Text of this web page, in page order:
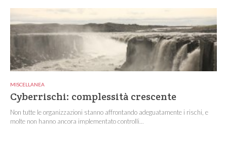
MISCELLANEA
Cyberrischi: complessità crescente
Non tutte le organizzazioni stanno affrontando adeguatamente i rischi, e
molte non hanno ancora implementato controlli...